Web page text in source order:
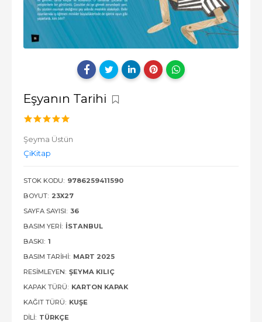
Eşyanın Tarihi
Şeyma Üstün
ÇiKitap
STOK KODU: 9786259411590
BOYUT: 23X27
SAYFA SAYISI: 36
BASIM YERI: İSTANBUL
BASKI: 1
BASIM TARIHI: MART 2025
RESIMLEYEN: ŞEYMA KILIÇ
KAPAK TÜRÜ: KARTON KAPAK
KAĞIT TÜRÜ: KUŞE
DILI: TÜRKÇE